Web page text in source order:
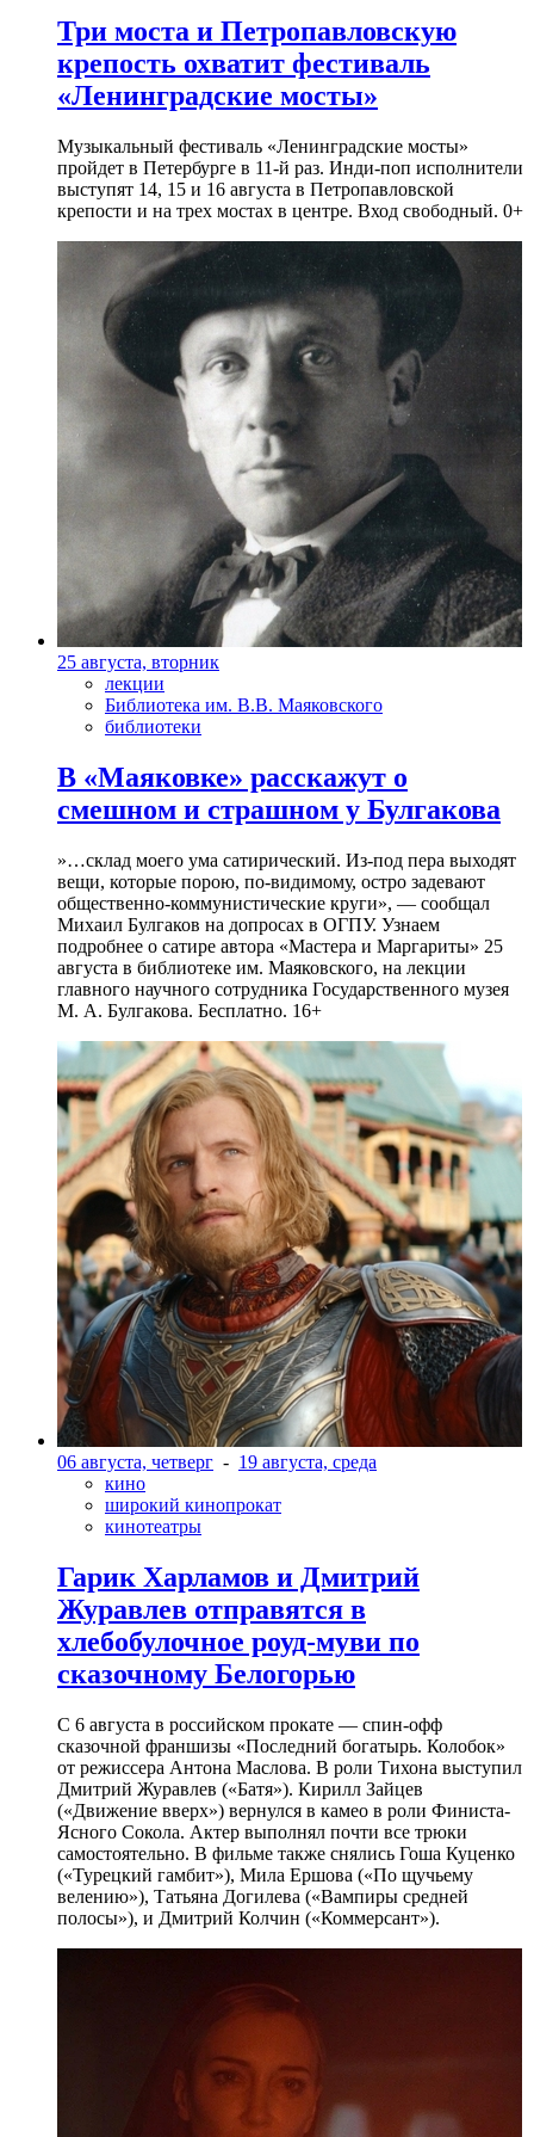
Три моста и Петропавловскую
крепость охватит фестиваль
«Ленинградские мосты»
Музыкальный фестиваль «Ленинградские мосты»
пройдет в Петербурге в 11-й раз. Инди-поп исполнители
выступят 14, 15 и 16 августа в Петропавловской
крепости и на трех мостах в центре. Вход свободный. 0+
25 августа, вторник
лекции
Библиотека им. В.В. Маяковского
библиотеки
В «Маяковке» расскажут о
смешном и страшном у Булгакова
»…склад моего ума сатирический. Из-под пера выходят
вещи, которые порою, по-видимому, остро задевают
общественно-коммунистические круги», — сообщал
Михаил Булгаков на допросах в ОГПУ. Узнаем
подробнее о сатире автора «Мастера и Маргариты» 25
августа в библиотеке им. Маяковского, на лекции
главного научного сотрудника Государственного музея
М. А. Булгакова. Бесплатно. 16+
06 августа, четверг - 19 августа, среда
кино
широкий кинопрокат
кинотеатры
Гарик Харламов и Дмитрий
Журавлев отправятся в
хлебобулочное роуд-муви по
сказочному Белогорью
С 6 августа в российском прокате — спин-офф
сказочной франшизы «Последний богатырь. Колобок»
от режиссера Антона Маслова. В роли Тихона выступил
Дмитрий Журавлев («Батя»). Кирилл Зайцев
(«Движение вверх») вернулся в камео в роли Финиста-
Ясного Сокола. Актер выполнял почти все трюки
самостоятельно. В фильме также снялись Гоша Куценко
(«Турецкий гамбит»), Мила Ершова («По щучьему
велению»), Татьяна Догилева («Вампиры средней
полосы»), и Дмитрий Колчин («Коммерсант»).